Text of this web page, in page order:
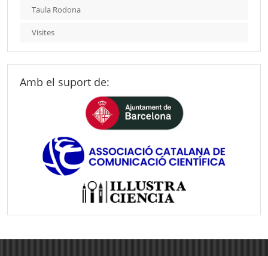
Taula Rodona
Visites
Amb el suport de: